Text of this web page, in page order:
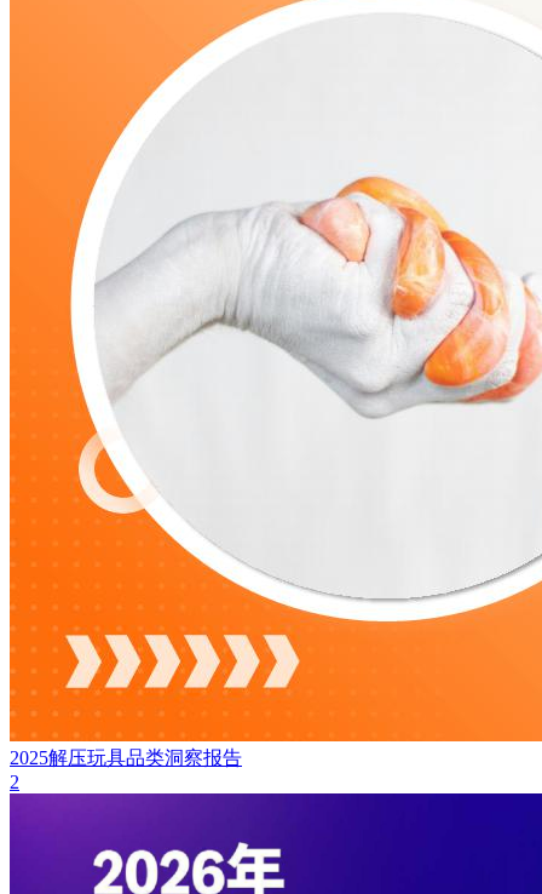
2025解压玩具品类洞察报告
2